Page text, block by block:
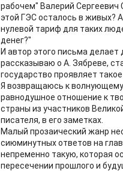
рабочем" Валерий Сергеевич
этой ГЭС осталось в живых?
нулевой тариф для таких
денег?"
И автор этого письма
рассказываю о А. Зябреве,
государство проявляет
Я возвращаюсь к волнующему
равнодушное отношение к
страны из участников
писателя, в его заметках.
Малый прозаический жанр
сиюминутных ответов на
непременно такую, которая
пересечении прошлого и